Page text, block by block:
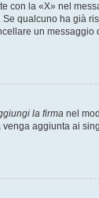
con la «X» nel
qualcuno ha già
un
la firma nel
aggiunta ai